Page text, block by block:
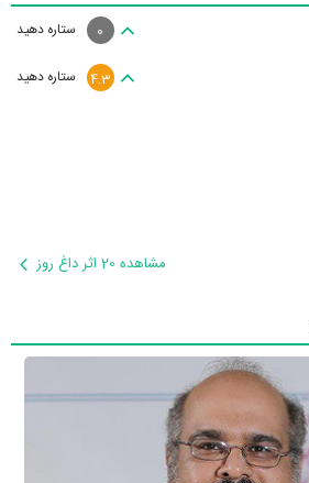
ستاره دهید 0
ستاره دهید 4.3
مشاهده 20 اثر داغ روز